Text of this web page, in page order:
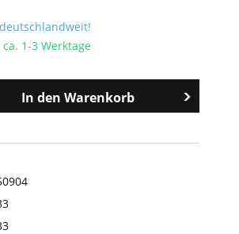
1-3 Werktage
In den Warenkorb